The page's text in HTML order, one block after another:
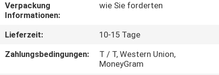
WERKSBESICHTIGUNG
QUALITÄTSKONTROLLE
Verpackung
Informationen:
wie Sie forderten
Lieferzeit:
10-15 Tage
Zahlungsbedingungen:
T / T, Western Union,
MoneyGram